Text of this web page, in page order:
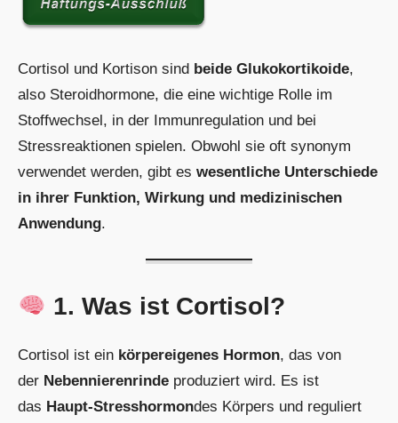
Cortisol und Kortison sind beide Glukokortikoide,
also Steroidhormone, die eine wichtige Rolle im
Stoffwechsel, in der Immunregulation und bei
Stressreaktionen spielen. Obwohl sie oft synonym
verwendet werden, gibt es wesentliche Unterschiede
in ihrer Funktion, Wirkung und medizinischen
Anwendung.
1. Was ist Cortisol?
Cortisol ist ein körpereigenes Hormon, das von
der Nebennierenrinde produziert wird. Es ist
das Haupt-Stresshormondes Körpers und reguliert